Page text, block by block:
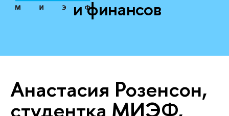
и финансов
Анастасия Розенсон,
студентка МИЭФ,